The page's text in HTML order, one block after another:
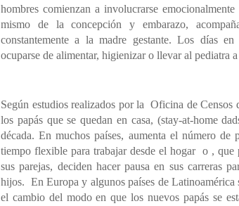
hombres comienzan a involucrarse
mismo de la concepción y embarazo,
constantemente a la madre gestante. Los días en
ocuparse de alimentar, higienizar o llevar al pediatra
Según estudios realizados porla Oficina de Censos
los papás que se quedan en casa, (stay-at-home
década.En muchos países, aumenta el número de
tiempo flexible para trabajar desde el hogar o , que
sus parejas, deciden hacer pausa en sus carreras
hijos. En Europa y algunos países de
el cambio del modo en que los nuevos papás se